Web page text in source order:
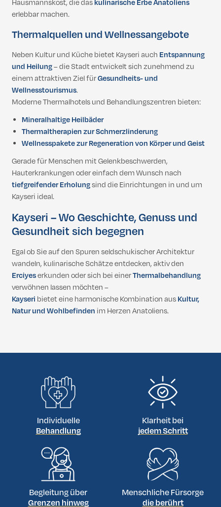
Hausmannskost, die daskulinarische Erbe Anatoliens
erlebbar machen.
Thermalquellen und Wellnessangebote
Neben Kultur und Küche bietet Kayseri auch Entspannung
und Heilung– die Stadt entwickelt sich zunehmend zu
einem attraktiven Ziel fürGesundheits- und
Wellnesstourismus.
Moderne Thermalhotels und Behandlungszentren bieten:
Mineralhaltige Heilbäder
Thermaltherapien zur Schmerzlinderung
Wellnesspakete zur Regeneration von Körper und Geist
Gerade für Menschen mit Gelenkbeschwerden,
Hauterkrankungen oder einfach dem Wunsch nach
tiefgreifender Erholungsind die Einrichtungen in und um
Kayseri ideal.
Kayseri – Wo Geschichte, Genuss und
Gesundheit sich begegnen
Egal ob Sie auf den Spuren seldschukischer Architektur
wandeln, kulinarische Schätze entdecken, aktiv den
Erciyeserkunden oder sich bei einerThermalbehandlung
verwöhnen lassen möchten –
Kayseri bietet eine harmonische Kombination ausKultur,
Natur und Wohlbefinden im Herzen Anatoliens.
Individuelle
Behandlung
Klarheit bei
jedem Schritt
Begleitung über
Grenzen hinweg
Menschliche Fürsorge
die berührt